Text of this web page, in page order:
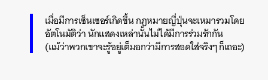
เมื่อมีการเซ็นเซอร์เกิดขึ้น กฎหมายญี่ปุ่นจะเหมารวมโดย
อัตโนมัติว่า นักแสดงเหล่านั้นไม่ได้มีการร่วมรักกัน
(แม้ว่าพวกเขาจะรู้อยู่เต็มอกว่ามีการสอดใส่จริงๆ ก็เถอะ)